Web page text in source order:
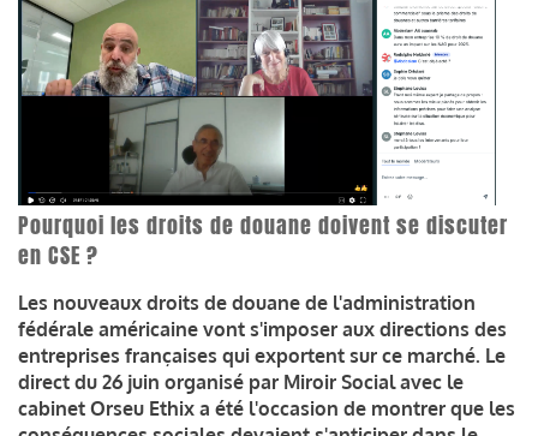
Pourquoi les droits de douane doivent se discuter
en CSE ?
Les nouveaux droits de douane de l'administration
fédérale américaine vont s'imposer aux directions des
entreprises françaises qui exportent sur ce marché. Le
direct du 26 juin organisé par Miroir Social avec le
cabinet Orseu Ethix a été l'occasion de montrer que les